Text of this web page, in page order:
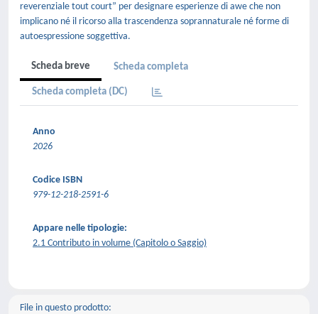
reverenziale tout court” per designare esperienze di awe che non
implicano né il ricorso alla trascendenza soprannaturale né forme di
autoespressione soggettiva.
Scheda breve Scheda completa
Scheda completa (DC)
Anno
2026
Codice ISBN
979-12-218-2591-6
Appare nelle tipologie:
2.1 Contributo in volume (Capitolo o Saggio)
File in questo prodotto: